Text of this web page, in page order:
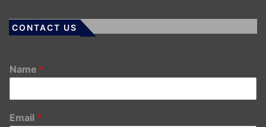
CONTACT US
Name *
Email *